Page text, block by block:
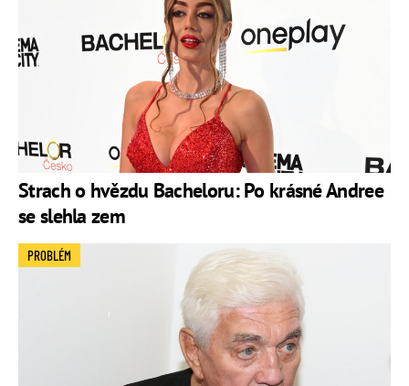
Strach o hvězdu Bacheloru: Po krásné Andree
se slehla zem
PROBLÉM